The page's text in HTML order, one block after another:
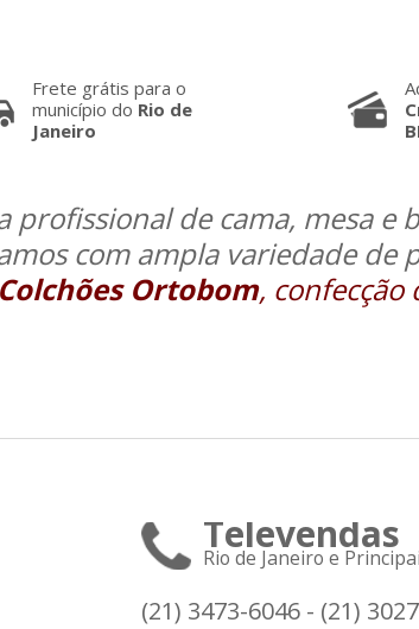
Frete grátis para o
município do Rio de
Janeiro
profissional de cama, mesa
com ampla variedade
Colchões Ortobom,
Televendas
Rio de Janeiro e
(21) 3473-6046 - (21)